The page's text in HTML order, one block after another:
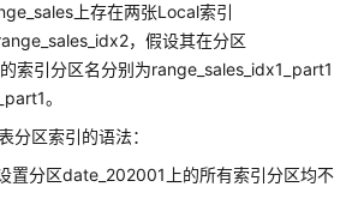
上存在两张Local索引
，假设其在分区
索引分区名分别为range_sales_idx1_part1
。
分区索引的语法：
置分区date_202001上的所有索引分区均不